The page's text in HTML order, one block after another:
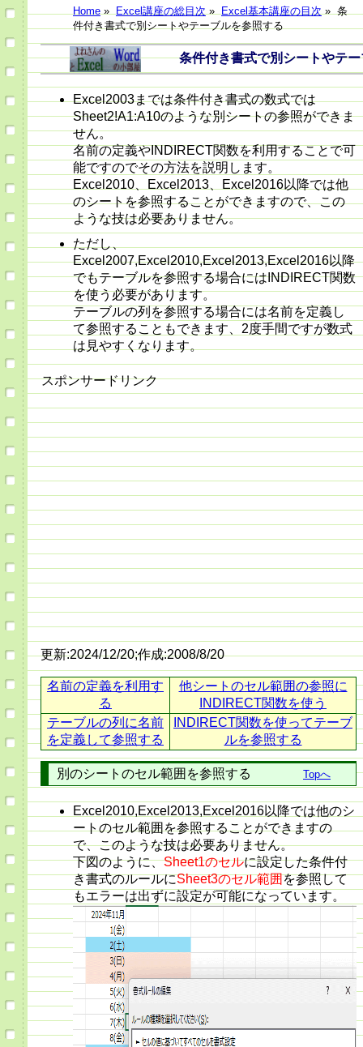
Home» Excel講座の総目次» Excel基本講座の目次» 条
件付き書式で別シートやテーブルを参照する
条件付き書式で別シートやテ
Excel2003までは条件付き書式の数式では
Sheet2!A1:A10のような別シートの参照ができま
せん。
名前の定義やINDIRECT関数を利用することで可
能ですのでその方法を説明します。
Excel2010、Excel2013、Excel2016以降では他
のシートを参照することができますので、この
ような技は必要ありません。
ただし、
Excel2007,Excel2010,Excel2013,Excel2016以降
でもテーブルを参照する場合にはINDIRECT関数
を使う必要があります。
テーブルの列を参照する場合には名前を定義し
て参照することもできます、2度手間ですが数式
は見やすくなります。
スポンサードリンク
更新:2024/12/20;作成:2008/8/20
名前の定義を利用す
る
他シートのセル範囲の参照に
INDIRECT関数を使う
テーブルの列に名前
を定義して参照する
INDIRECT関数を使ってテーブ
ルを参照する
別のシートのセル範囲を参照する Topへ
Excel2010,Excel2013,Excel2016以降では他のシ
ートのセル範囲を参照することができますの
で、このような技は必要ありません。
下図のように、Sheet1のセルに設定した条件付
き書式のルールにSheet3のセル範囲を参照して
もエラーは出ずに設定が可能になっています。